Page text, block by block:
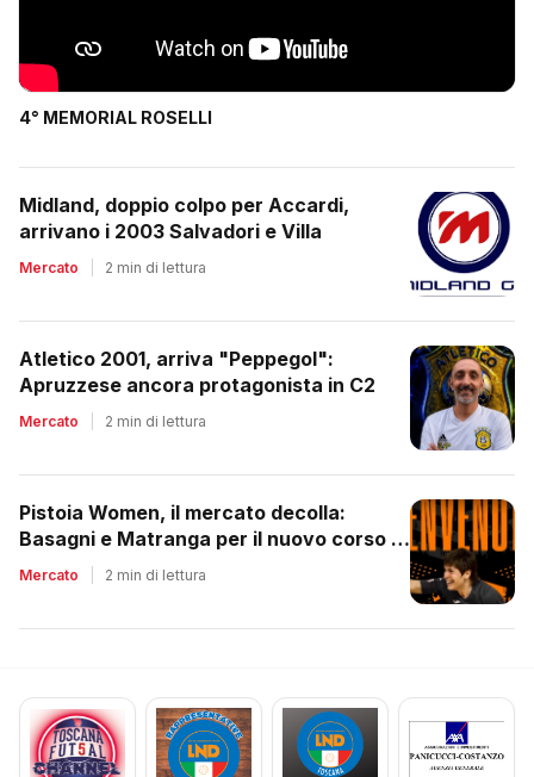
4° MEMORIAL ROSELLI
Midland, doppio colpo per Accardi,
arrivano i 2003 Salvadori e Villa
Mercato 2 min di lettura
Atletico 2001, arriva "Peppegol":
Apruzzese ancora protagonista in C2
Mercato 2 min di lettura
Pistoia Women, il mercato decolla:
Basagni e Matranga per il nuovo corso di
Nico Lami
Mercato 2 min di lettura